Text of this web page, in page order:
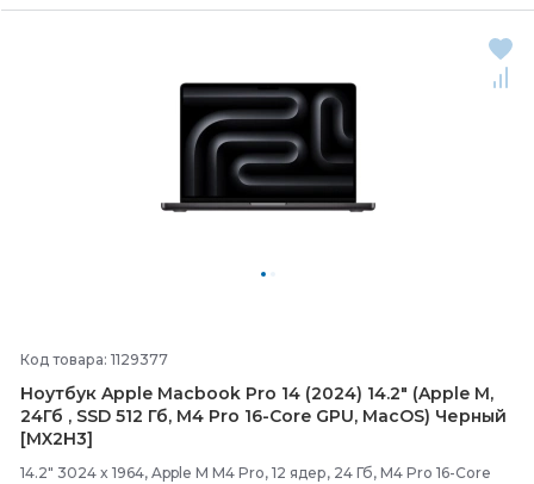
Код товара: 1129377
Ноутбук Apple Macbook Pro 14 (2024) 14.2" (Apple M,
24Гб , SSD 512 Гб, M4 Pro 16-Core GPU, MacOS) Черный
[MX2H3]
14.2" 3024 x 1964, Apple M M4 Pro, 12 ядер, 24 Гб, M4 Pro 16-Core